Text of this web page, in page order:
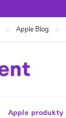
Apple Blog
Apple produkty